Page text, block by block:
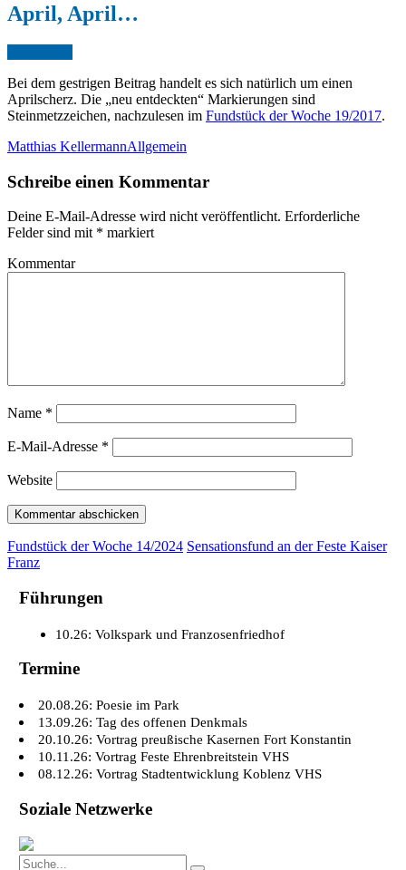
April, April…
Bei dem gestrigen Beitrag handelt es sich natürlich um einen
Aprilscherz. Die „neu entdeckten“ Markierungen sind
Steinmetzzeichen, nachzulesen im Fundstück der Woche 19/2017.
Matthias KellermannAllgemein
Schreibe einen Kommentar
Deine E-Mail-Adresse wird nicht veröffentlicht. Erforderliche
Felder sind mit * markiert
Kommentar
Name *
E-Mail-Adresse *
Website
Fundstück der Woche 14/2024 Sensationsfund an der Feste Kaiser
Franz
Führungen
10.26: Volkspark und Franzosenfriedhof
Termine
20.08.26: Poesie im Park
13.09.26: Tag des offenen Denkmals
20.10.26: Vortrag preußische Kasernen Fort Konstantin
10.11.26: Vortrag Feste Ehrenbreitstein VHS
08.12.26: Vortrag Stadtentwicklung Koblenz VHS
Soziale Netzwerke
Search